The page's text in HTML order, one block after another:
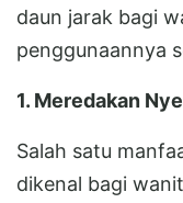
daun jarak bagi
penggunaannya
1. Meredakan
Salah satu
dikenal bagi